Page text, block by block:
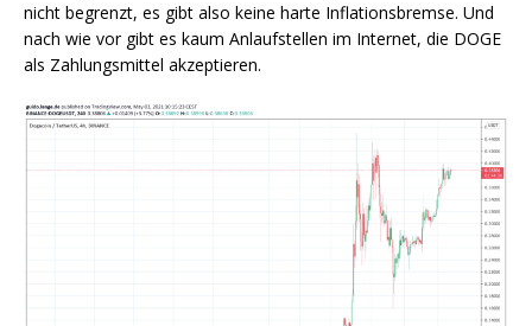
nicht begrenzt, es gibt also keine harte Inflationsbremse. Und
nach wie vor gibt es kaum Anlaufstellen im Internet, die DOGE
als Zahlungsmittel akzeptieren.